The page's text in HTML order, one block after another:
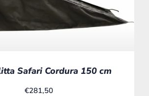
Safari Cordura 150 cm
€281,50